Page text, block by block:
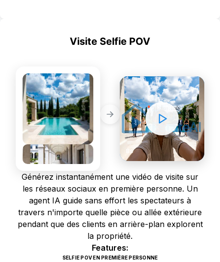
Visite Selfie POV
8s
Générez instantanément une vidéo de visite sur
les réseaux sociaux en première personne. Un
agent IA guide sans effort les spectateurs à
travers n'importe quelle pièce ou allée extérieure
pendant que des clients en arrière-plan explorent
la propriété.
Features:
SELFIE POV EN PREMIÈRE PERSONNE